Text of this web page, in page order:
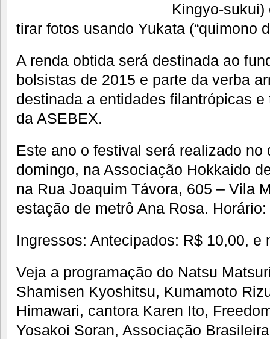
Kingyo-
tirar fotos usando Yukata (“quimono
A renda obtida será destinada ao
bolsistas de 2015 e parte da verba
destinada a entidades filantrópicas
da ASEBEX.
Este ano o festival será realizado no
domingo, na Associação Hokkaido
na Rua Joaquim Távora, 605 – Vila
estação de metrô Ana Rosa.
Ingressos: Antecipados: R$ 10,00, e
Veja a programação do Natsu
Shamisen Kyoshitsu, Kumamoto
Himawari, cantora Karen Ito,
Yosakoi Soran, Associação